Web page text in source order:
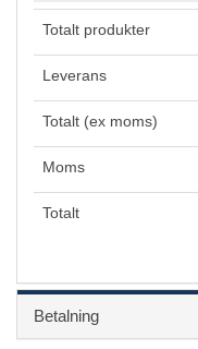
Totalt produkter
Leverans
Totalt (ex moms)
Moms
Totalt
Betalning